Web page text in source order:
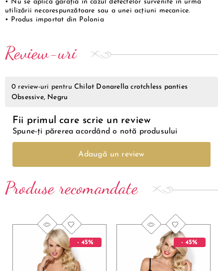
• Nu se aplica garația în cazul defectelor survenite în urma
utilizării necorespunzătoare sau a unei acțiuni mecanice.
• Produs importat din Polonia
Review-uri
0 review-uri pentruChilot Donarella crotchless panties
Obsessive, Negru
Fii primul care scrie un review
Spune-ți părerea acordând o notă produsului
Adaugă un review
Produse recomandate
- 45% - 45%